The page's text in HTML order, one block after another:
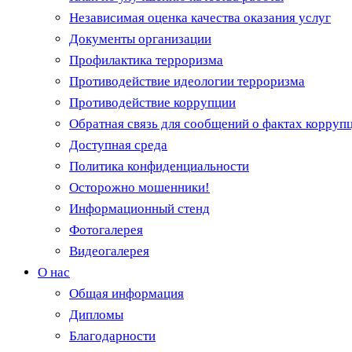
Независимая оценка качества оказания услуг
Документы организации
Профилактика терроризма
Противодействие идеологии терроризма
Противодействие коррупции
Обратная связь для сообщений о фактах
Доступная среда
Политика конфиденциальности
Осторожно мошенники!
Информационный стенд
Фотогалерея
Видеогалерея
О нас
Общая информация
Дипломы
Благодарности